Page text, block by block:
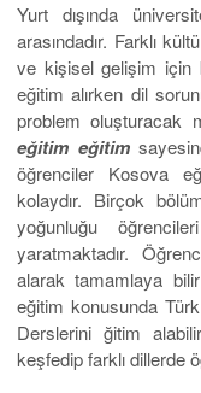
Yurt dışında
arasındadır. Farklı
ve kişisel gelişim için
eğitim alırken dil
problem oluşturacak
eğitim eğitim
öğrenciler Kosova
kolaydır. Birçok
yoğunluğu
yaratmaktadır.
alarak tamamlaya
eğitim konusunda
Derslerini ğitim
keşfedip farklı dillerde